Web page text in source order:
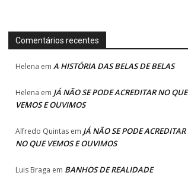
Comentários recentes
Helena em A HISTÓRIA DAS BELAS DE BELAS
Helena em JÁ NÃO SE PODE ACREDITAR NO QUE
VEMOS E OUVIMOS
Alfredo Quintas em JÁ NÃO SE PODE ACREDITAR
NO QUE VEMOS E OUVIMOS
Luis Braga em BANHOS DE REALIDADE